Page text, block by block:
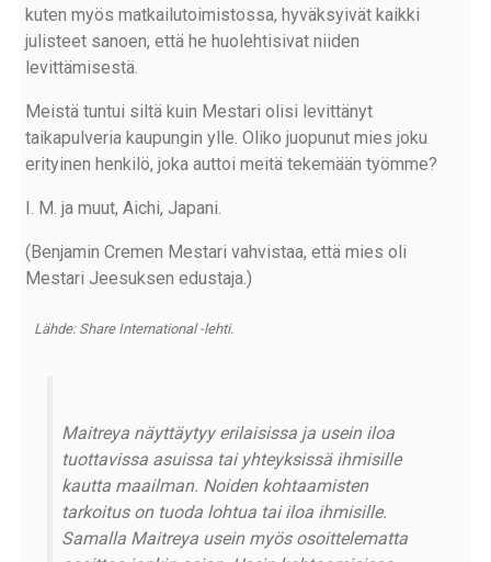
kuten myös matkailutoimistossa, hyväksyivät kaikki
julisteet sanoen, että he huolehtisivat niiden
levittämisestä.
Meistä tuntui siltä kuin Mestari olisi levittänyt
taikapulveria kaupungin ylle. Oliko juopunut mies joku
erityinen henkilö, joka auttoi meitä tekemään työmme?
I. M. ja muut, Aichi, Japani.
(Benjamin Cremen Mestari vahvistaa, että mies oli
Mestari Jeesuksen edustaja.)
Lähde: Share International -lehti.
Maitreya näyttäytyy erilaisissa ja usein iloa
tuottavissa asuissa tai yhteyksissä ihmisille
kautta maailman. Noiden kohtaamisten
tarkoitus on tuoda lohtua tai iloa ihmisille.
Samalla Maitreya usein myös osoittelematta